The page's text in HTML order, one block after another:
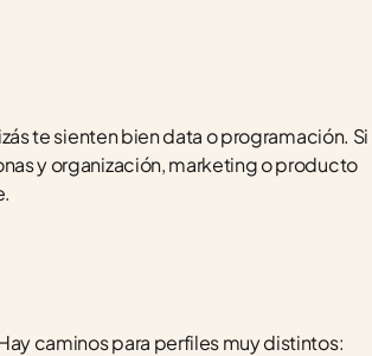
te sienten bien data o programación. Si
y organización, marketing o producto
caminos para perfiles muy distintos: